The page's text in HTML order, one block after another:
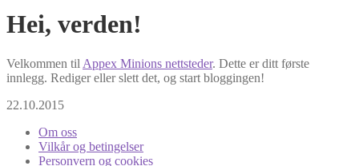
Hei, verden!
Velkommen til Appex Minions nettsteder. Dette er ditt første
innlegg. Rediger eller slett det, og start bloggingen!
22.10.2015
Om oss
Vilkår og betingelser
Personvern og cookies